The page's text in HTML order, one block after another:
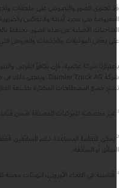
تحتوي الصور والنصوص على ملحقات
هي مجرد أمثلة ولا تعكس بالضرورة
الأصلية عن هذه الصور. نحتفظ
بعض الموديلات والخدمات والعروض التي
شركة عالمية، فإن تكافؤ الفرص
جميع المصطلحات المختارة بطبيعة الحال
غير مخصصة للمركبات المصنفة ضمن فئات ADR EX وFL.
يمكن لأنظمة المساعدة دعم السائقين فقط.
أو السائقة.
قياسية في الاتحاد الأوروبي، لتهيئات معينة